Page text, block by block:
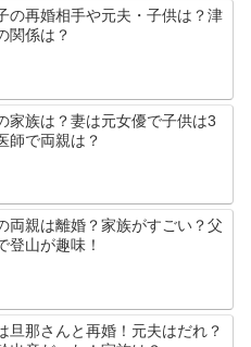
の再婚相手や元夫・子供は？津
関係は？
家族は？妻は元女優で子供は3
師で両親は？
両親は離婚？家族がすごい？父
登山が趣味！
旦那さんと再婚！元夫はだれ？